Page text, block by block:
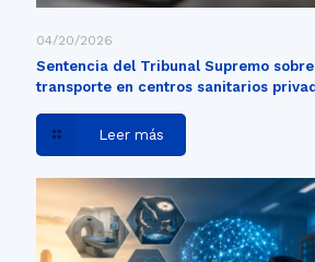
04/20/2026
Sentencia del Tribunal Supremo
transporte en centros sanitarios
Leer más